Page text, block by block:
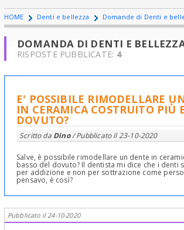
HOME Denti e bellezza Domande di Denti e
DOMANDA DI DENTI E
RISPOSTE PUBBLICATE: 4
E' POSSIBILE RIMODELLARE
IN CERAMICA COSTRUITO PIÙ
DOVUTO?
Scritto da Dino/ Pubblicato il23-10-2020
Salve, è possibile rimodellare un dente in
basso del dovuto? Il dentista mi dice che i denti
per addizione e non per sottrazione come
pensavo, è così?
Pubblicato il 24-10-2020